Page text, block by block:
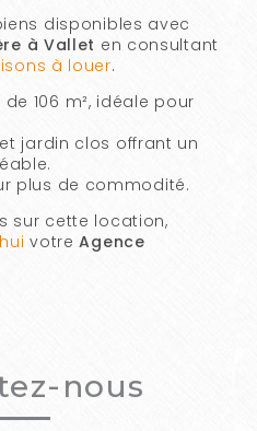
disponibles avec
à Vallet en consultant
à louer.
106 m², idéale pour
jardin clos offrant un
plus de commodité.
sur cette location,
votreAgence
nous